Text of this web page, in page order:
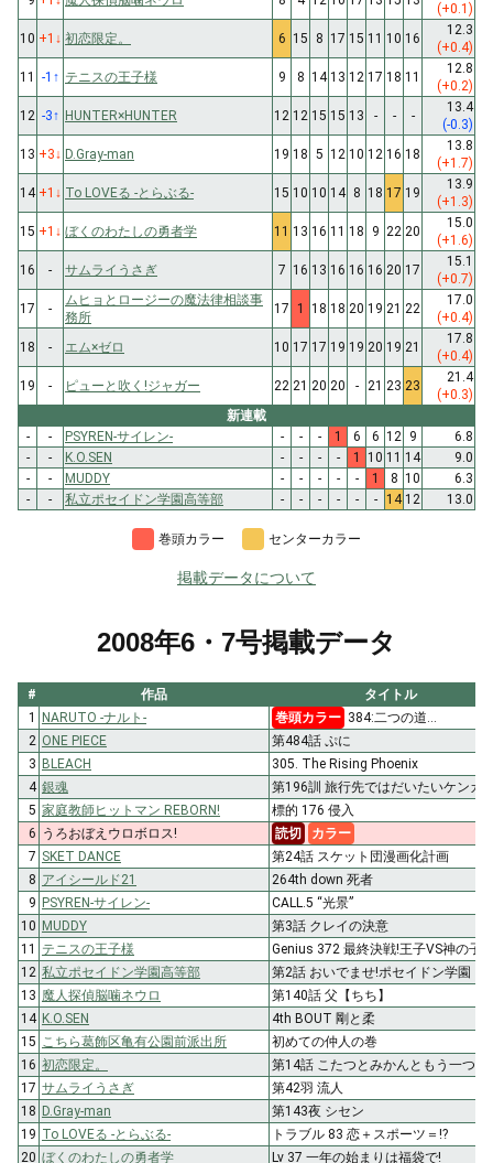
(+0.1)
10 +1 ↓ 初恋限定。 6 15 8 17 15 11 10 16
12.3
(+0.4)
11
-1 ↑ テニスの王子様 9 8 14 13 12 17 18 11
12.8
(+0.2)
12 -3↑ HUNTER×HUNTER 12 12 15 15 13 - - -
13.4
(-0.3)
13 +3↓ D.Gray-man 19 18 5 12 10 12 16 18
13.8
(+1.7)
14 +1 ↓ To LOVEる -とらぶる- 15 10 10 14 8 18 17 19
13.9
(+1.3)
15 +1 ↓ ぼくのわたしの勇者学 11 13 16 11 18 9 22 20
15.0
(+1.6)
16
- サムライうさぎ 7 16 13 16 16 16 20 17
15.1
(+0.7)
17
-
ムヒョとロージーの魔法律相談事
務所
17 1 18 18 20 19 21 22
17.0
(+0.4)
18
- エム×ゼロ 10 17 17 19 19 20 19 21
17.8
(+0.4)
19
- ピューと吹く!ジャガー 22 21 20 20 - 21 23 23
21.4
(+0.3)
新連載
-
- PSYREN-サイレン- - - - 1 6 6 12 9
6.8
-
- K.O.SEN - - - - 1 10 11 14
9.0
-
- MUDDY - - - - - 1 8 10
6.3
-
- 私立ポセイドン学園高等部 - - - - - - 14 12 13.0
巻頭カラー センターカラー
掲載データについて
2008年6・7号掲載データ
# 作品
タイトル
1 NARUTO -ナルト- 巻頭カラー 384:二つの道…
2 ONE PIECE
第484話 ぷに
3 BLEACH
305. The Rising Phoenix
4 銀魂
第196訓 旅行先ではだいたいケンカ
5 家庭教師ヒットマン REBORN!
標的 176 侵入
6 うろおぼえウロボロス! 読切
カラー
7 SKET DANCE
第24話 スケット団漫画化計画
8 アイシールド21
264th down 死者
9 PSYREN-サイレン-
CALL.5 “光景”
10 MUDDY
第3話 クレイの決意
11
テニスの王子様
Genius 372 最終決戦!王子VS神の子 2
12 私立ポセイドン学園高等部
第2話 おいでませ!ポセイドン学園
13 魔人探偵脳噛ネウロ
第140話 父【ちち】
14 K.O.SEN
4th BOUT 剛と柔
15
こちら葛飾区亀有公園前派出所
初めての仲人の巻
16 初恋限定。
第14話 こたつとみかんともう一つ
17 サムライうさぎ
第42羽 流人
18 D.Gray-man
第143夜 シセン
19 To LOVEる -とらぶる-
トラブル 83 恋＋スポーツ＝!?
20 ぼくのわたしの勇者学 Lv 37 一年の始まりは福袋で!